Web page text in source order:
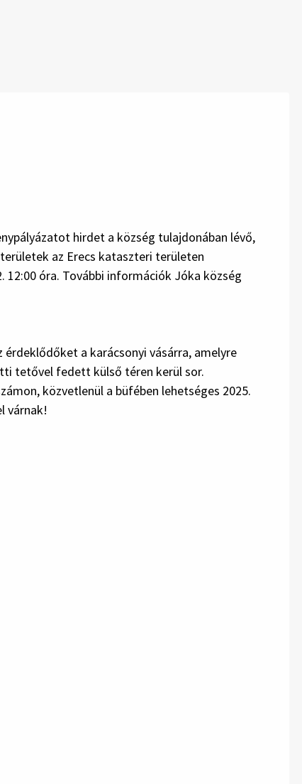
hirdet a község tulajdonában lévő,
az Erecs kataszteri területen
12:00 óra. További információk Jóka község
a karácsonyi vásárra, amelyre
tetővel fedett külső téren kerül sor.
közvetlenül a büfében lehetséges 2025.
várnak!